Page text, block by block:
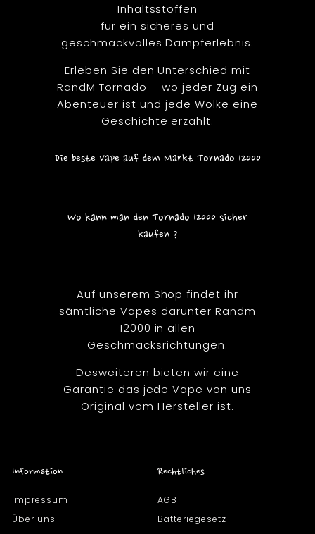
Inhaltsstoffen
für ein sicheres und
geschmackvolles Dampferlebnis.
Erleben Sie den Unterschied mit
RandM Tornado – wo jeder Zug ein
Abenteuer ist und jede Wolke eine
Geschichte erzählt.
Die beste Vape auf dem Markt Tornado 12000
Wo kann man den Tornado 12000 sicher
kaufen ?
Auf unserem Shop findet ihr
sämtliche Vapes darunter Randm
12000 in allen
Geschmacksrichtungen.
Desweiteren bieten wir eine
Garantie das jede Vape von uns
Original vom Hersteller ist.
Information
Impressum
Über uns
Rechtliches
AGB
Batteriegesetz